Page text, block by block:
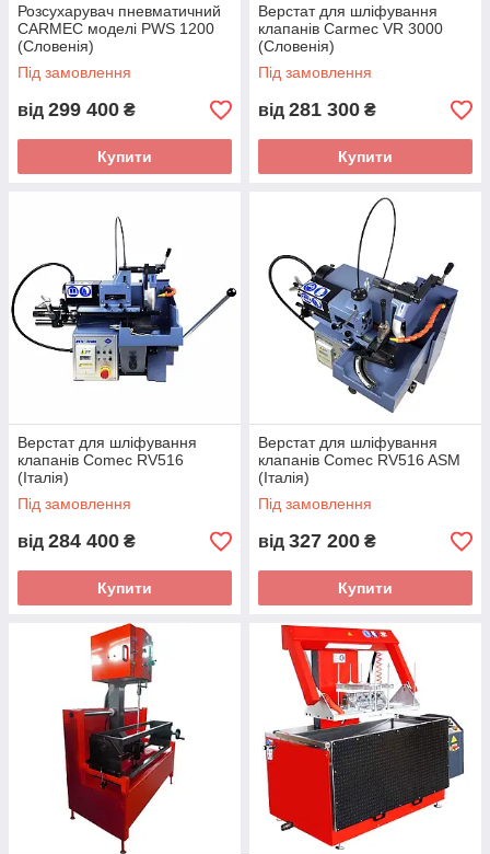
Розсухарувач пневматичний
CARMEC моделі PWS 1200
(Словенія)
Під замовлення
від 299 400 ₴
Купити
Верстат для шліфування
клапанів Carmec VR 3000
(Словенія)
Під замовлення
від 281 300 ₴
Купити
Верстат для шліфування
клапанів Comec RV516
(Італія)
Під замовлення
від 284 400 ₴
Купити
Верстат для шліфування
клапанів Comec RV516 ASM
(Італія)
Під замовлення
від 327 200 ₴
Купити